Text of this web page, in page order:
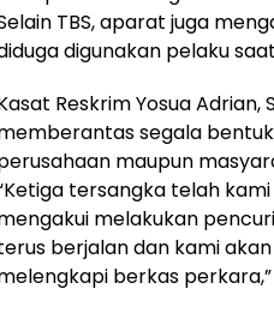
TBS, aparat juga
digunakan pelaku
Reskrim Yosua Adrian,
segala
maupun
tersangka telah
melakukan
berjalan dan kami
berkas